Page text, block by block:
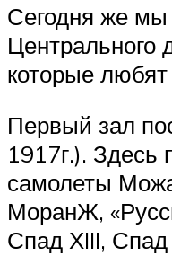
Сегодня же
Центрального
которые
Первый зал
1917г.). Здесь
самолеты
МоранЖ,
Спад ХIII, Спад